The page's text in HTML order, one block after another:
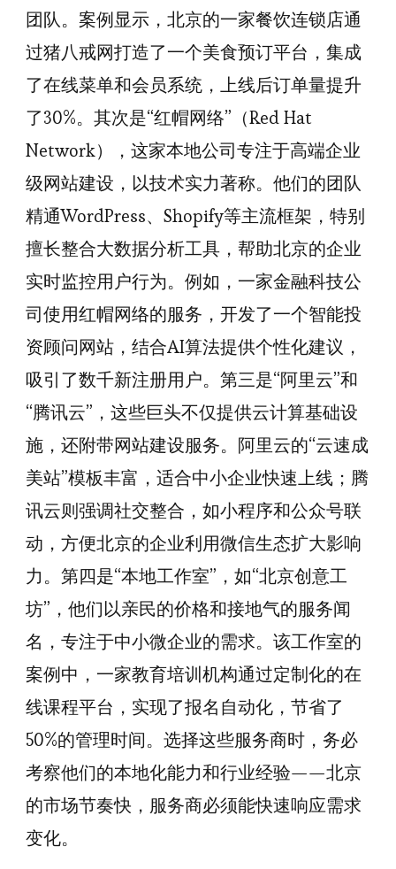
团队。案例显示，北京的一家餐饮连锁店通
过猪八戒网打造了一个美食预订平台，集成
了在线菜单和会员系统，上线后订单量提升
了30%。其次是“红帽网络”（Red Hat
Network），这家本地公司专注于高端企业
级网站建设，以技术实力著称。他们的团队
精通WordPress、Shopify等主流框架，特别
擅长整合大数据分析工具，帮助北京的企业
实时监控用户行为。例如，一家金融科技公
司使用红帽网络的服务，开发了一个智能投
资顾问网站，结合AI算法提供个性化建议，
吸引了数千新注册用户。第三是“阿里云”和
“腾讯云”，这些巨头不仅提供云计算基础设
施，还附带网站建设服务。阿里云的“云速成
美站”模板丰富，适合中小企业快速上线；腾
讯云则强调社交整合，如小程序和公众号联
动，方便北京的企业利用微信生态扩大影响
力。第四是“本地工作室”，如“北京创意工
坊”，他们以亲民的价格和接地气的服务闻
名，专注于中小微企业的需求。该工作室的
案例中，一家教育培训机构通过定制化的在
线课程平台，实现了报名自动化，节省了
50%的管理时间。选择这些服务商时，务必
考察他们的本地化能力和行业经验——北京
的市场节奏快，服务商必须能快速响应需求
变化。